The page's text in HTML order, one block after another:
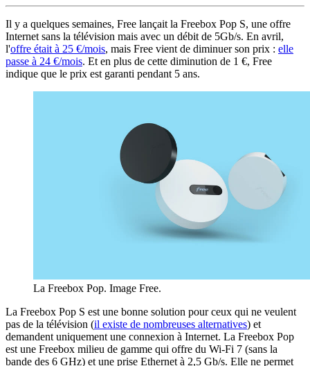
Il y a quelques semaines, Free lançait la Freebox Pop S, une offre
Internet sans la télévision mais avec un débit de 5Gb/s. En avril,
l'offre était à 25 €/mois, mais Free vient de diminuer son prix : elle
passe à 24 €/mois. Et en plus de cette diminution de 1 €, Free
indique que le prix est garanti pendant 5 ans.
La Freebox Pop. Image Free.
La Freebox Pop S est une bonne solution pour ceux qui ne veulent
pas de la télévision (il existe de nombreuses alternatives) et
demandent uniquement une connexion à Internet. La Freebox Pop
est une Freebox milieu de gamme qui offre du Wi-Fi 7 (sans la
bande des 6 GHz) et une prise Ethernet à 2,5 Gb/s. Elle ne permet